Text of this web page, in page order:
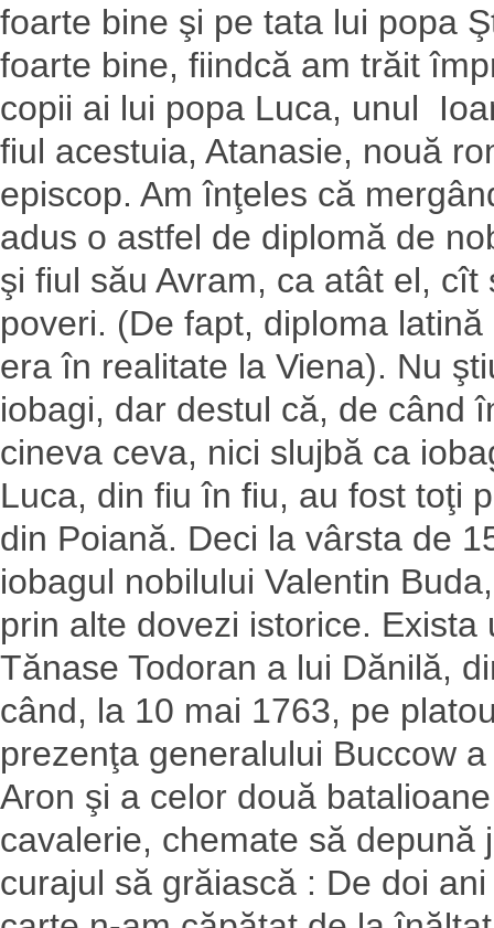
foarte bine şi pe tata lui popa
foarte bine, fiindcă am trăit
copii ai lui popa Luca, unul
fiul acestuia, Atanasie, nouă
episcop. Am înţeles că
adus o astfel de diplomă de
şi fiul său Avram, ca atât el,
poveri. (De fapt, diploma
era în realitate la Viena). Nu
iobagi, dar destul că, de când
cineva ceva, nici slujbă ca
Luca, din fiu în fiu, au fost toţi
din Poiană. Deci la vârsta de
iobagul nobilului Valentin
prin alte dovezi istorice.
Tănase Todoran a lui Dănilă,
când, la 10 mai 1763, pe
prezenţa generalului Buccow
Aron şi a celor două
cavalerie, chemate să depună
curajul să grăiască : De doi